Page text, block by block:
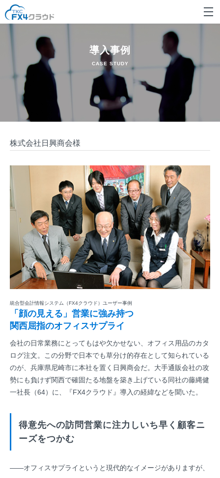
導入事例
CASE STUDY
株式会社日興商会様
統合型会計情報システム（FX4クラウド）ユーザー事例
「顔の見える」営業に強み持つ
関西屈指のオフィスサプライ
会社の日常業務にとってもはや欠かせない、オフィス用品のカタ
ログ注文。この分野で日本でも草分け的存在として知られている
のが、兵庫県尼崎市に本社を置く日興商会だ。大手通販会社の攻
勢にも負けず関西で確固たる地盤を築き上げている同社の藤縄健
一社長（64）に、『FX4クラウド』導入の経緯などを聞いた。
得意先への訪問営業に注力しいち早く顧客ニ
ーズをつかむ
――オフィスサプライというと現代的なイメージがありますが、